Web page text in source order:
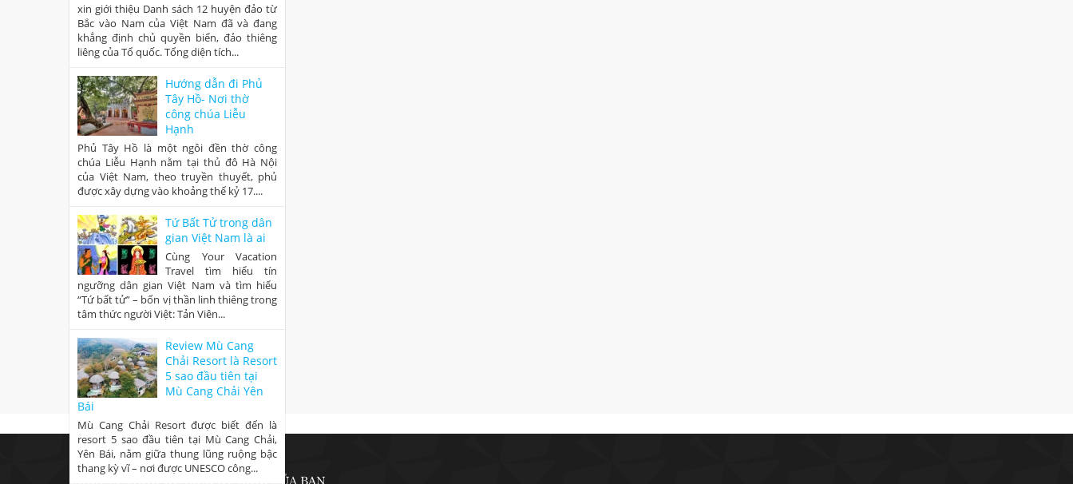
xin giới thiệu Danh sách 12 huyện đảo từ
Bắc vào Nam của Việt Nam đã và đang
khẳng định chủ quyền biển, đảo thiêng
liêng của Tổ quốc. Tổng diện tích...
Hướng dẫn đi Phủ
Tây Hồ- Nơi thờ
công chúa Liễu
Hạnh
Phủ Tây Hồ là một ngôi đền thờ công
chúa Liễu Hạnh nằm tại thủ đô Hà Nội
của Việt Nam, theo truyền thuyết, phủ
được xây dựng vào khoảng thế kỷ 17....
Tứ Bất Tử trong dân
gian Việt Nam là ai
Cùng Your Vacation
Travel tìm hiểu tín
ngưỡng dân gian Việt Nam và tìm hiểu
“Tứ bất tử” – bốn vị thần linh thiêng trong
tâm thức người Việt: Tản Viên...
Review Mù Cang
Chải Resort là Resort
5 sao đầu tiên tại
Mù Cang Chải Yên
Bái
Mù Cang Chải Resort được biết đến là
resort 5 sao đầu tiên tại Mù Cang Chải,
Yên Bái, nằm giữa thung lũng ruộng bậc
thang kỳ vĩ – nơi được UNESCO công...
CÔNG TY TNHH DU LỊCH KỲ NGHỈ CỦA BẠN